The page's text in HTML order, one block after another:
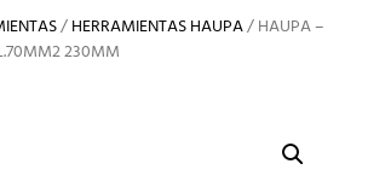
/HERRAMIENTAS HAUPA/ HAUPA –
230MM